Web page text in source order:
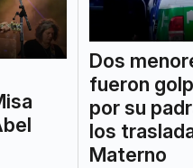
Dos
fueron
por su
los
Materno